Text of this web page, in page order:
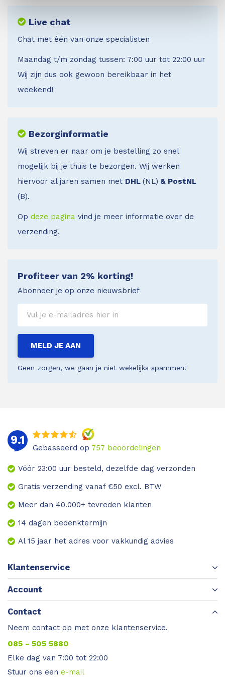
Live chat
Chat met één van onze specialisten
Maandag t/m zondag tussen: 7:00 uur tot 22:00 uur
Wij zijn dus ook gewoon bereikbaar in het
weekend!
Bezorginformatie
Wij streven er naar om je bestelling zo snel
mogelijk bij je thuis te bezorgen. Wij werken
hiervoor al jaren samen met DHL (NL) & PostNL
(B).
Op deze pagina vind je meer informatie over de
verzending.
Profiteer van 2% korting!
Abonneer je op onze nieuwsbrief
Geen zorgen, we gaan je niet wekelijks spammen!
MELD JE AAN
9.1
Gebasseerd op 757 beoordelingen
Vóór 23:00 uur besteld, dezelfde dag verzonden
Gratis verzending vanaf €50 excl. BTW
Meer dan 40.000+ tevreden klanten
14 dagen bedenktermijn
Al 15 jaar het adres voor vakkundig advies
Klantenservice
Account
Contact
Neem contact op met onze klantenservice.
085 - 505 5880
Elke dag van 7:00 tot 22:00
Stuur ons een e-mail